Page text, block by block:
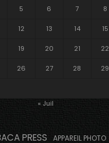
5 6 7 8
12 13 14 15
19 20 21 22
26 27 28 29
« Juil
PRESS APPAREIL PHOTO